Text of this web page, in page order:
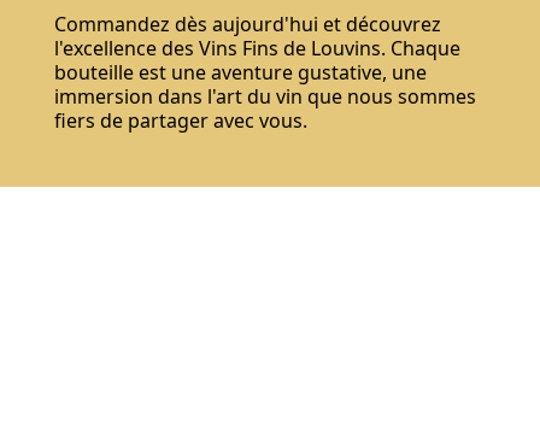
Commandez dès aujourd'hui et découvrez
l'excellence des Vins Fins de Louvins. Chaque
bouteille est une aventure gustative, une
immersion dans l'art du vin que nous sommes
fiers de partager avec vous.